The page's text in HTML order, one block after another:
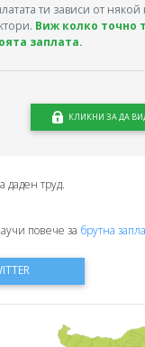
ти зависи от
Виж колко точно
заплата.
КЛИКНИ ЗА ДА
даден труд.
повече за брутна